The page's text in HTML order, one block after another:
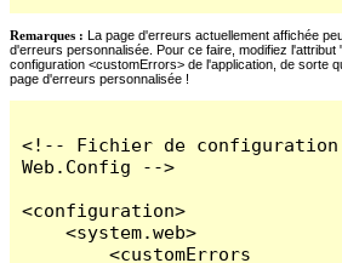
Remarques : La page d'erreurs actuellement affichée
d'erreurs personnalisée. Pour ce faire, modifiez l'attribut
configuration <customErrors> de l'application, de sorte
page d'erreurs personnalisée !
<!-- Fichier de configuration
Web.Config -->
<configuration>
    <system.web>
        <customErrors